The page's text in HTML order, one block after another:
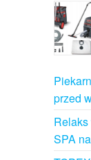
przed
SPA